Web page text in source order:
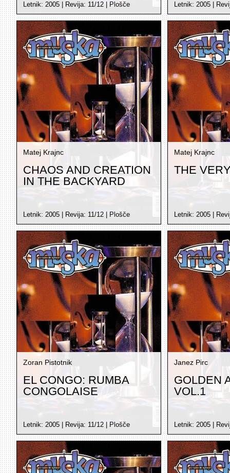
Letnik: 2005 | Revija: 11/12 Plošče Letnik: 2005 |
Matej Krajnc
CHAOS AND CREATION
IN THE BACKYARD
Letnik: 2005 | Revija: 11/12 Plošče
Matej Krajnc
THE
Letnik: 2005 |
Zoran Pistotnik
EL CONGO: RUMBA
CONGOLAISE
Letnik: 2005 | Revija: 11/12 Plošče
Janez Pirc
GOLDEN
VOL.1
Letnik: 2005 |